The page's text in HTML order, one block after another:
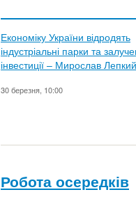
Економіку України відродять
індустріальні парки та
інвестиції – Мирослав Лепкий
30 березня, 10:00
Робота осередків